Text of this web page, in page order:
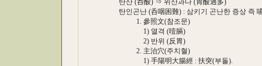
탄산 (呑酸) ⇒ 위산과다 (胃酸過多)
탄인곤난 (呑咽困難) : 삼키기 곤난한 증상 즉
1. 參照文(참조문)
1) 열격 (噎膈)
2) 반위 (反胃)
2. 主治穴(주치혈)
1) 手陽明大腸經 : 扶突(부돌).